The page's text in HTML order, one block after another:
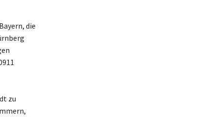
die
zu